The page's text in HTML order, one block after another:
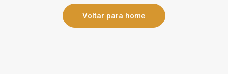
Voltar para home